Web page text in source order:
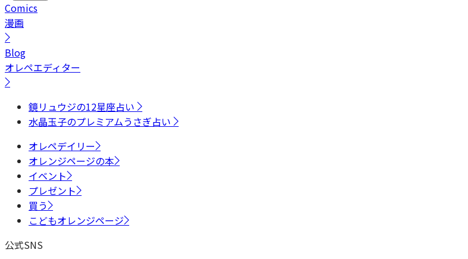
Comics
漫画
Blog
オレペエディター
鏡リュウジの12星座占い
水晶玉子のプレミアムうさぎ占い
オレペデイリー
オレンジページの本
イベント
プレゼント
買う
こどもオレンジページ
公式SNS